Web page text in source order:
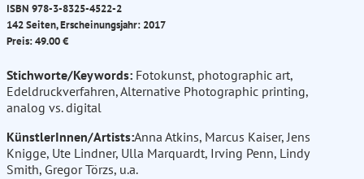
ISBN 978-3-8325-4522-2
142 Seiten, Erscheinungsjahr: 2017
Preis: 49.00 €
Stichworte/Keywords: Fotokunst, photographic art,
Edeldruckverfahren, Alternative Photographic printing,
analog vs. digital
KünstlerInnen/Artists:Anna Atkins, Marcus Kaiser, Jens
Knigge, Ute Lindner, Ulla Marquardt, Irving Penn, Lindy
Smith, Gregor Törzs, u.a.